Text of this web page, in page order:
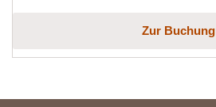
Zur Buchung